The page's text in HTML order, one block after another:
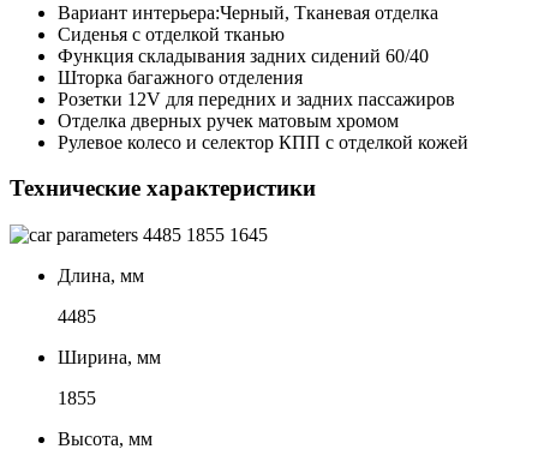
Вариант интерьера:Черный, Тканевая отделка
Сиденья с отделкой тканью
Функция складывания задних сидений 60/40
Шторка багажного отделения
Розетки 12V для передних и задних пассажиров
Отделка дверных ручек матовым хромом
Рулевое колесо и селектор КПП с отделкой кожей
Технические характеристики
4485 1855 1645
Длина, мм
4485
Ширина, мм
1855
Высота, мм